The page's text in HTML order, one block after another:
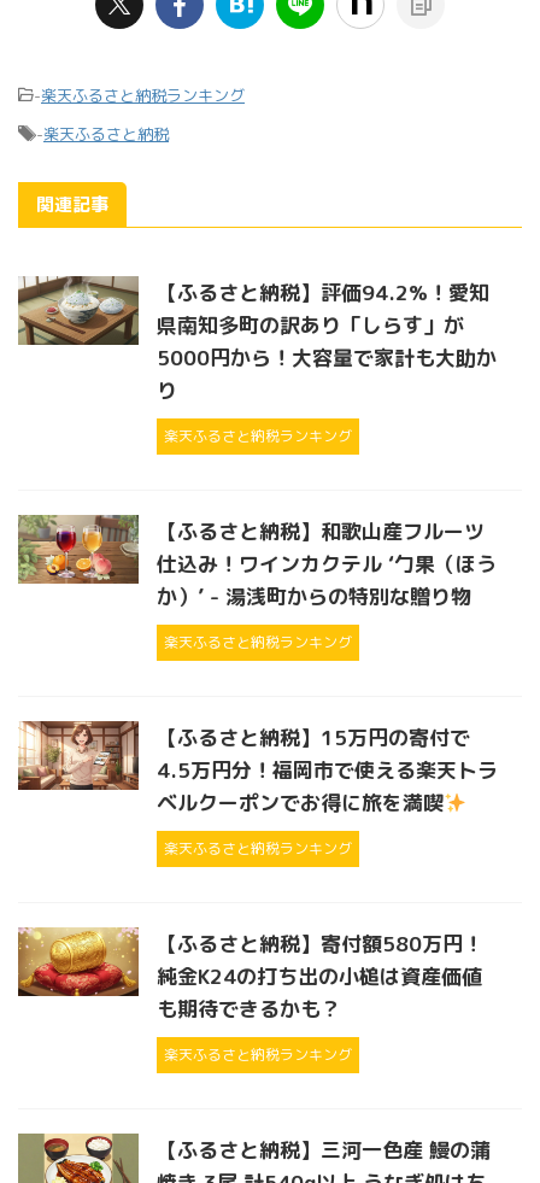
-楽天ふるさと納税ランキング
-楽天ふるさと納税
関連記事
【ふるさと納税】評価94.2%！愛知
県南知多町の訳あり「しらす」が
5000円から！大容量で家計も大助か
り
楽天ふるさと納税ランキング
【ふるさと納税】和歌山産フルーツ
仕込み！ワインカクテル ‘勹果（ほう
か）’ - 湯浅町からの特別な贈り物
楽天ふるさと納税ランキング
【ふるさと納税】15万円の寄付で
4.5万円分！福岡市で使える楽天トラ
ベルクーポンでお得に旅を満喫
楽天ふるさと納税ランキング
【ふるさと納税】寄付額580万円！
純金K24の打ち出の小槌は資産価値
も期待できるかも？
楽天ふるさと納税ランキング
【ふるさと納税】三河一色産 鰻の蒲